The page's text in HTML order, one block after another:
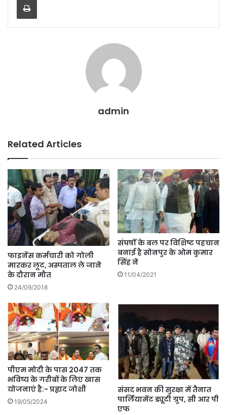
b
o
er
admin
Related Articles
फाइनेंस कर्मचारी को गोली
मारकर लूट, अस्पताल ले जाने
के दौरान मौत
24/09/2018
संघर्षों के बल पर विशिष्ट पहचान
बनाई है सोनपुर के ओम कुमार
सिंह ने
11/04/2021
पीएम मोदी के पास 2047 तक
भविष्य के गरीबों के लिए खास
योजनाएं है:- प्रह्लाद जोशी
19/05/2024
संसद भवन की सुरक्षा में तैनात
पार्लियामेंट ड्यूटी ग्रुप, सी आर पी
एफ